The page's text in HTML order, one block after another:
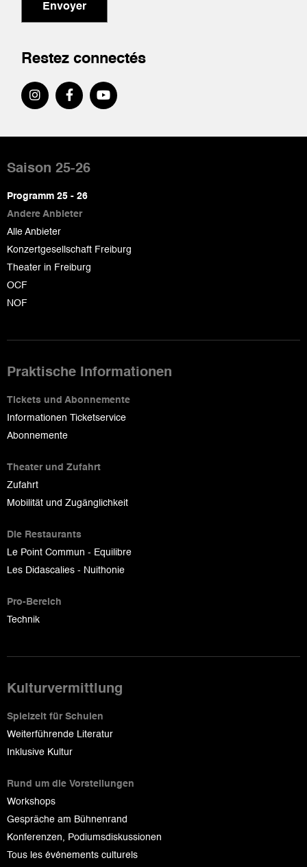
Envoyer
Restez connectés
de
page
Saison 25-26
Programm 25 - 26
Andere Anbieter
Alle Anbieter
Konzertgesellschaft Freiburg
Theater in Freiburg
OCF
NOF
Praktische Informationen
Tickets und Abonnemente
Informationen Ticketservice
Abonnemente
Theater und Zufahrt
Zufahrt
Mobilität und Zugänglichkeit
Die Restaurants
Le Point Commun - Equilibre
Les Didascalies - Nuithonie
Pro-Bereich
Technik
Kulturvermittlung
Spielzeit für Schulen
Weiterführende Literatur
Inklusive Kultur
Rund um die Vorstellungen
Workshops
Gespräche am Bühnenrand
Konferenzen, Podiumsdiskussionen
Tous les événements culturels